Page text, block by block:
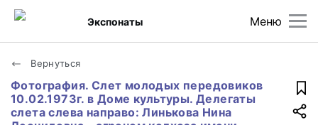
Меню
Экспонаты
Вернуться
Фотография. Слет молодых передовиков
10.02.1973г. в Доме культуры. Делегаты
слета слева направо: Линькова Нина